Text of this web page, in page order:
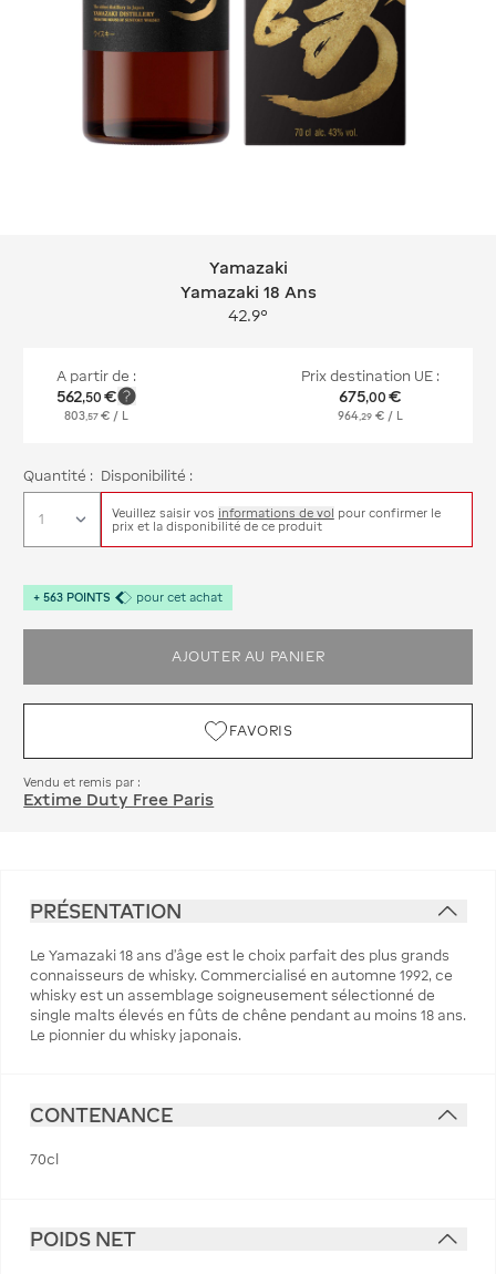
Yamazaki Yamazaki 18 Ans
Yamazaki
Yamazaki 18 Ans
42.9°
A partir de :
562,50 €
803,57 € / L
Prix destination UE :
675,00 €
964,29 € / L
Quantité : Disponibilité :
Veuillez saisir vos informations de vol pour confirmer le
prix et la disponibilité de ce produit
+ 563 POINTS pour cet achat
AJOUTER AU PANIER
FAVORIS
Vendu et remis par :
Extime Duty Free Paris
PRÉSENTATION
Le Yamazaki 18 ans d'âge est le choix parfait des plus grands
connaisseurs de whisky. Commercialisé en automne 1992, ce
whisky est un assemblage soigneusement sélectionné de
single malts élevés en fûts de chêne pendant au moins 18 ans.
Le pionnier du whisky japonais.
CONTENANCE
70cl
POIDS NET